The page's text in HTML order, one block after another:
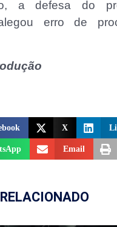
a defesa do
erro de
X
Email